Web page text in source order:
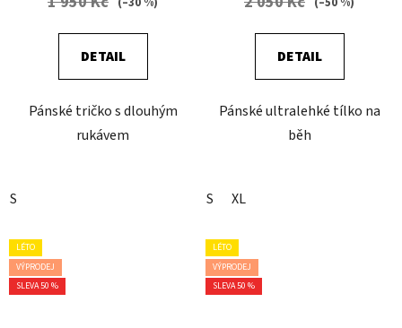
DETAIL
Pánské tričko s dlouhým
rukávem
S
DETAIL
Pánské ultralehké tílko na
běh
S XL
LÉTO
VÝPRODEJ
SLEVA 50 %
LÉTO
VÝPRODEJ
SLEVA 50 %